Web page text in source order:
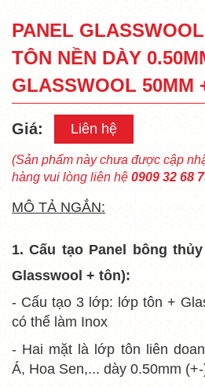
PANEL
TÔN NỀN DÀY
GLASSWOOL 50MM
Giá: Liên hệ
(Sản phẩm này chưa được cập
hàng vui lòng liên hệ 0909 32 68
MÔ TẢ NGẮN:
1. Cấu tạo Panel bông
Glasswool + tôn):
- Cấu tạo 3 lớp: lớp tôn +
có thể làm Inox
- Hai mặt là lớp tôn liên
Á, Hoa Sen,... dày 0.50mm